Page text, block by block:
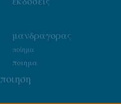
μανδραγορας
ποίημα
ποιημα
ποιηση